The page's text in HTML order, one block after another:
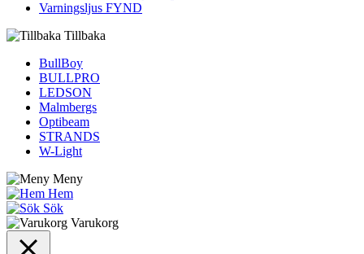
Varningsljus FYND
Tillbaka
BullBoy
BULLPRO
LEDSON
Malmbergs
Optibeam
STRANDS
W-Light
Meny
Hem
Sök
Varukorg